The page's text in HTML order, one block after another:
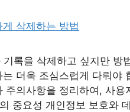
록을 삭제하고 싶지만 방
더욱 조심스럽게 다뤄야
주의사항을 정리하여, 사
중요성 개인정보 보호와